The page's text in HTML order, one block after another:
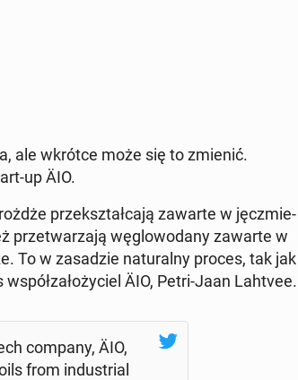
ale wkrótce może się to zmienić.
up ÄIO.
prze­kształ­ca­ją zawarte w jęcz­mie­
prze­twa­rza­ją wę­glo­wo­da­ny zawarte w
To w za­sa­dzie na­tu­ral­ny proces, tak jak
ÄIO, Petri-Jaan Lahtvee.
company, ÄIO,
from in­du­strial